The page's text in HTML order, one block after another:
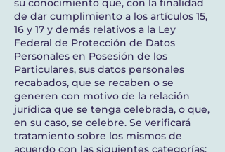
su conocimiento que, con la finalidad
de dar cumplimiento a los artículos 15,
16 y 17 y demás relativos a la Ley
Federal de Protección de Datos
Personales en Posesión de los
Particulares, sus datos personales
recabados, que se recaben o se
generen con motivo de la relación
jurídica que se tenga celebrada, o que,
en su caso, se celebre. Se verificará
tratamiento sobre los mismos de
acuerdo con las siguientes categorías: